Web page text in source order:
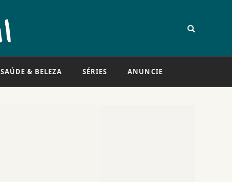
SAÚDE & BELEZA SÉRIES ANUNCIE